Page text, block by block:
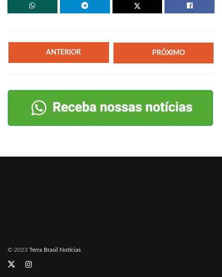
ANTERIOR PRÓXIMO
© 2023 Terra Brasil Notícias